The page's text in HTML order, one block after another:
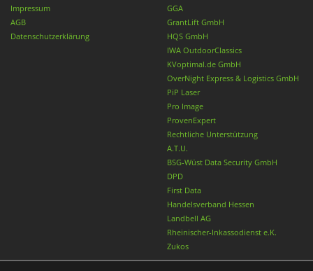
Impressum
AGB
Datenschutzerklärung
GGA
GrantLift GmbH
HQS GmbH
IWA OutdoorClassics
KVoptimal.de GmbH
OverNight Express & Logistics GmbH
PiP Laser
Pro Image
ProvenExpert
Rechtliche Unterstützung
A.T.U.
BSG-Wüst Data Security GmbH
DPD
First Data
Handelsverband Hessen
Landbell AG
Rheinischer-Inkassodienst e.K.
Zukos